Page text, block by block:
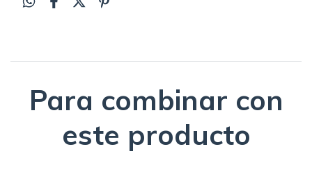
Para combinar con
este producto